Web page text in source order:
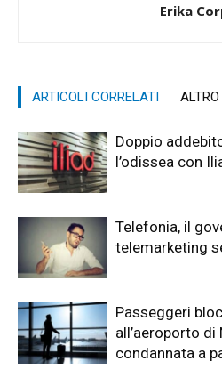
Erika
ARTICOLI CORRELATI
Doppio
l’odissea con
Telefonia, il
telemarketing
Passeggeri
all’aeroporto di
condannata a